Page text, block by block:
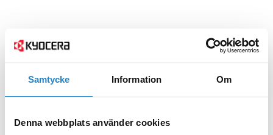
Samtycke Information Om
Denna webbplats använder cookies